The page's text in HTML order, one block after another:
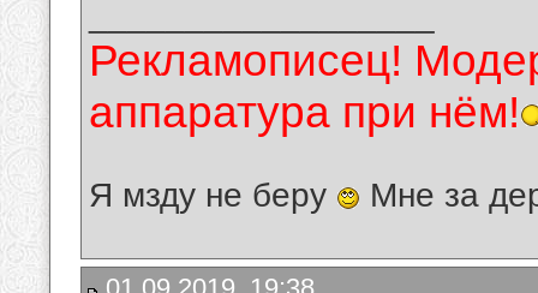
Рекламописец!
аппаратура при нём!
Я мзду не беру Мне за